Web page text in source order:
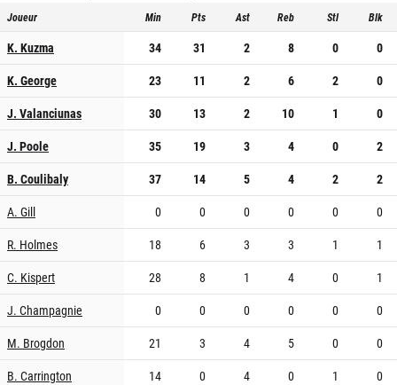
Joueur Min Pts Ast Reb Stl Blk
K. Kuzma 34 31 2 8 0
0
K. George
23 11 2 6 2
0
J. Valanciunas
30 13 2 10 1
0
J. Poole
35 19 3 4 0
2
B. Coulibaly
37 14 5 4 2
2
A. Gill
0 0 0 0 0
0
R. Holmes
18 6 3 3 1
1
C. Kispert
28 8 1 4 0
1
J. Champagnie
0 0 0 0 0
0
M. Brogdon
21 3 4 5 0
0
B. Carrington
14 0 4 0 1
0